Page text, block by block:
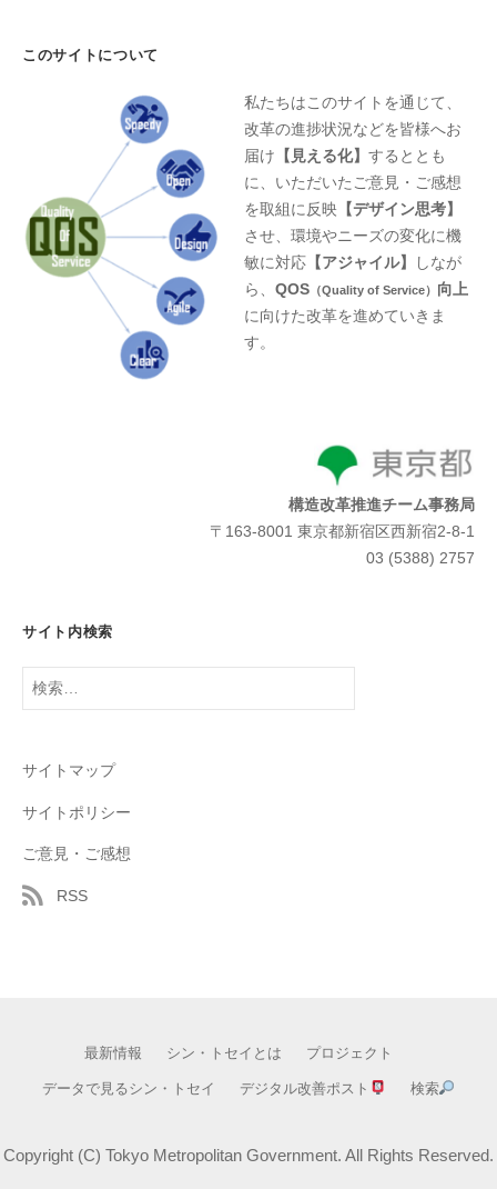
このサイトについて
私たちはこのサイトを通じて、
改革の進捗状況などを皆様へお
届け 【見える化】するととも
に、いただいたご意見・ご感想
を取組に反映 【デザイン思考】
させ、環境やニーズの変化に機
敏に対応 【アジャイル】
しなが
ら、QOS （Quality of Service） 向上
に向けた改革を進めていきま
す。
構造改革推進チーム事務局
〒163-8001 東京都新宿区西新宿2-8-1
03 (5388) 2757
サイト内検索
検
サイトマップ
サイトポリシー
ご意見・ご感想
RSS
最新情報 シン・トセイとは プロジェクト
データで見るシン・トセイ デジタル改善ポスト 検索
Copyright (C) Tokyo Metropolitan Government. All Rights Reserved.